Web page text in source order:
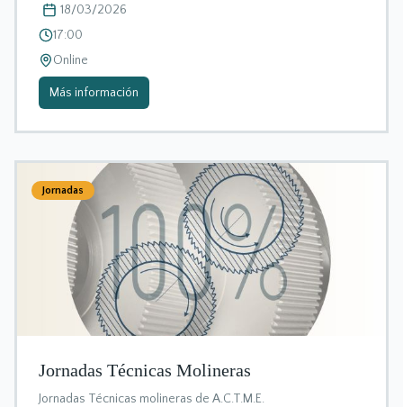
18/03/2026
17:00
Online
Más información
Jornadas
Jornadas Técnicas Molineras
Jornadas Técnicas molineras de A.C.T.M.E.